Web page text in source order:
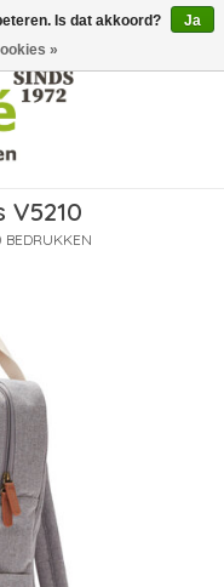
BEDRUKKEN
Is dat akkoord?
Ja
»